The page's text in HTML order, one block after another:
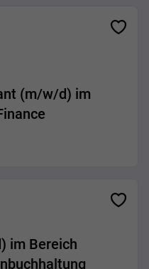
(m/w/d) im
im Bereich